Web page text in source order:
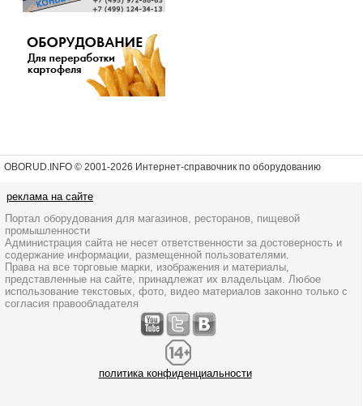
OBORUD.INFO © 2001-2026 Интернет-справочник по оборудованию
реклама на сайте
Портал оборудования для магазинов, ресторанов, пищевой
промышленности
Администрация сайта не несет ответственности за достоверность и
содержание информации, размещенной пользователями.
Права на все торговые марки, изображения и материалы,
представленные на сайте, принадлежат их владельцам. Любое
использование текстовых, фото, видео материалов законно только с
согласия правообладателя
политика конфиденциальности